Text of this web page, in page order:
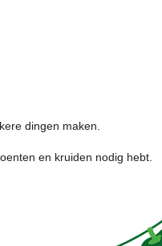
dingen maken.
en kruiden nodig hebt.